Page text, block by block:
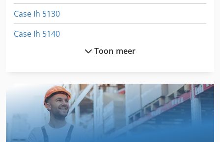
Case Ih 5130
Case Ih 5140
Case Ih Cs 100
Case Ih Cs 110
Case Ih Cvx 1155
Toon meer